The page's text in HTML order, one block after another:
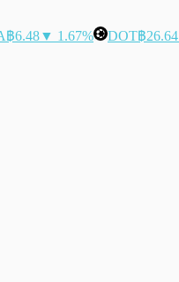
฿6.48▼ 1.67% DOT฿26.64